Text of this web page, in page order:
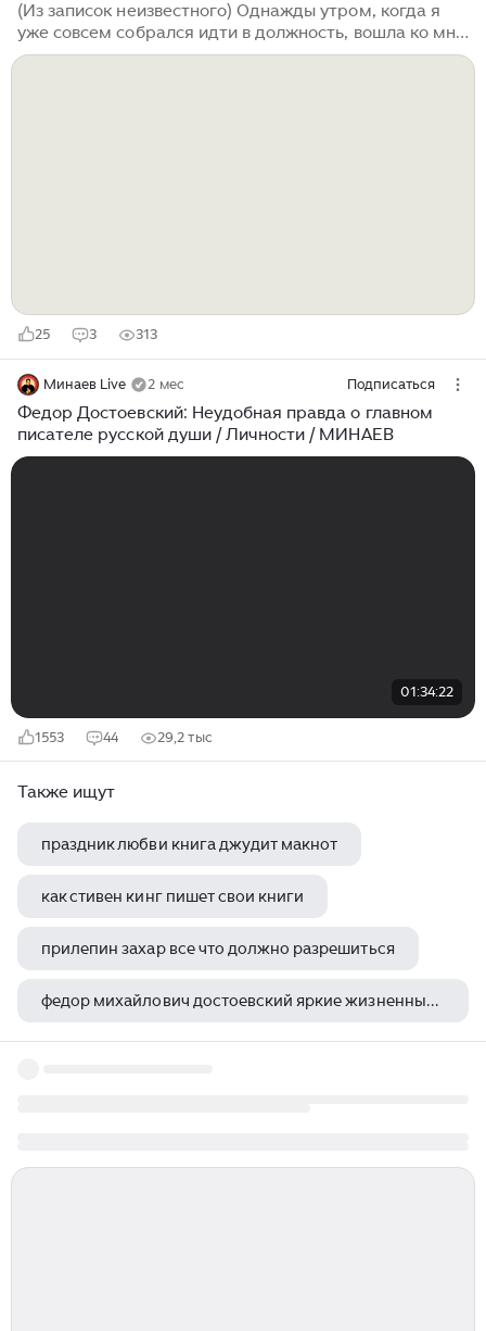
(Из записок неизвестного) Однажды утром, когда я
уже совсем собрался идти в должность, вошла ко мне
Аграфена, моя кухарка, прачка и домоводка, и, к
25 3 313
Минаев Live 2 мес Подписаться
Федор Достоевский: Неудобная правда о главном
писателе русской души / Личности / МИНАЕВ
01:34:22
1553 44 29,2 тыс
Также ищут
праздник любви книга джудит макнот
как стивен кинг пишет свои книги
прилепин захар все что должно разрешиться
федор михайлович достоевский яркие жизненные впечатления